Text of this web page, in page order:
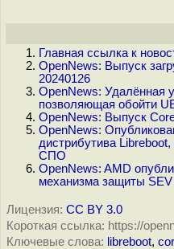
Главная ссылка к
OpenNews: Выпуск
20240126
OpenNews: Удалённая
позволяющая обойти
OpenNews: Выпуск
OpenNews:
дистрибутива
СПО
OpenNews: AMD
механизма защиты
Лицензия: CC BY 3.0
Короткая ссылка: https://
Ключевые слова: libreboot,